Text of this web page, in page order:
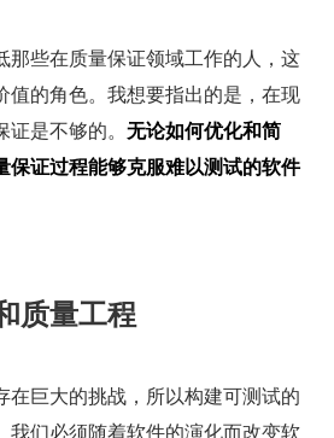
那些在质量保证领域工作的人，这
值的角色。我想要指出的是，在现
是不够的。 无论如何优化和简
保证过程能够克服难以测试的软件
质量工程
在巨大的挑战，所以构建可测试的
我们必须随着软件的演化而改变软